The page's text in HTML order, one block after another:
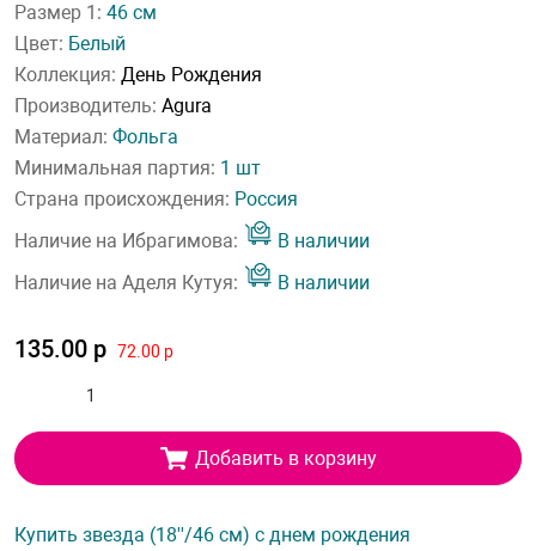
Размер 1: 46 см
Цвет: Белый
Коллекция: День Рождения
Производитель: Agura
Материал: Фольга
Минимальная партия: 1 шт
Страна происхождения: Россия
Наличие на Ибрагимова:
В наличии
Наличие на Аделя Кутуя:
В наличии
135.00 р 72.00 р
Добавить в корзину
Купить звезда (18''/46 см) с днем рождения